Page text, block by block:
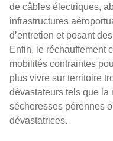
de câbles électriques,
infrastructures
d’entretien et posant
Enfin, le réchauffement
mobilités contraintes
plus vivre sur territoire
dévastateurs tels que la
sécheresses pérennes
dévastatrices.